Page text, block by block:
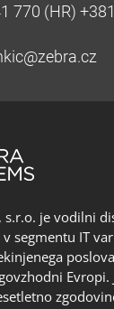
770 (HR)
s.r.o. je vodilni
segmentu IT
Evropi.